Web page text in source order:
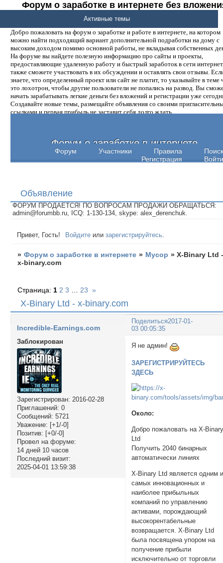
Форум о заработке в интернете без
денег.
Добро пожаловать на форум о заработке и работе в интернете, на котором
можно найти подходящий вариант дополнительной подработки на дому с
высоким доходом помимо основной работы, не вкладывая собственных
На форуме вы найдете полезную информацию про сайты и проекты,
предоставляющие удаленную работу и быстрый заработок в сети
также сможете участвовать в их обсуждении и оставлять свои отзывы.
знаете, что определенный проект или сайт не платит, то указывайте в теме
это лохотрон, чтобы другие пользователи не попались на развод. Вы
начать зарабатывать легкие деньги без вложений и регистрации уже
Создавайте новые темы, размещайте объявления со своими
ссылками и первая прибыль не заставит себя долго ждать.
Форум о заработке в интернете
Форум Участники Правила
Поиск
Регистрация
Войти
Активные темы
Объявление
ФОРУМ ПРОДАЕТСЯ! ПО ВОПРОСАМ ПРОДАЖИ ОБРАЩАТЬСЯ:
admin@forumbb.ru, ICQ: 1-130-134, skype: alex_derenchuk.
Привет, Гость! Войдите илизарегистрируйтесь
» Форум о заработке в интернете » Мусор »X-Binary Ltd
x-binary.com
X-Binary Ltd - x-binary.com
Страница: 1 2 3 23 »
Поделиться2017-01-
03 00:05:35
Incredible-Earnings.com
Заблокирован
Зарегистрирован: 2016-02-28
Приглашений: 0
Сообщений: 5721
Уважение: [+1/-0]
Позитив: [+0/-0]
Провел на форуме:
14 дней 10 часов
Последний визит:
2025-04-01 13:59:38
Я не админ!
ЗАРЕГИСТРИРУЙТЕСЬ
ЗДЕСЬ
Около:
Добро пожаловать на X-
Ltd
Получить 2040 бинарных
автоматически линиях
X-Binary Ltd является одним
самых инновационных и
наиболее прибыльных
компаний по управлению
активами, порождающий
высокорентабельные
возвращается. X-Binary Ltd
была посвящена упором на
получение прибыли
исключительно от торговли